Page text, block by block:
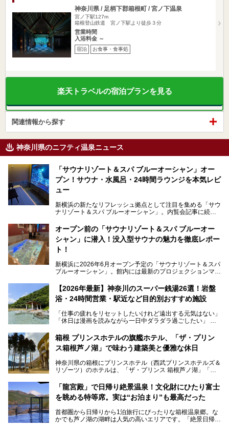
神奈川県 / 足柄下郡箱根町 / 宮ノ下温泉
宮ノ下駅127m
箱根登山鉄道 宮ノ下駅より徒歩３分
営業時間
入浴料金 ～
宿泊 お食事・食事処
楽天トラベルの宿泊プランを見る
関連情報から探す
神奈川県のニフティ温泉ニュース
「サウナリゾート＆スパ ブルーオーシャン」オー
プン！サウナ・水風呂・24時間ラウンジを本気レビ
ュー
新横浜の新たなリフレッシュ拠点として注目を集める「サウ
ナリゾート＆スパ ブルーオーシャン」。内覧会記事に続
す。サウナや水風呂の気持ちよさはもちろん、リラックスス
ペースの過ごしやすさまで徹底チェック。新横浜エリアで日
常の疲れをリセットしたい人、ライブやスポーツ観戦遠征組
は必見です。
オープン前の「サウナリゾート＆スパ ブルーオー
シャン」に潜入！没入型サウナの魅力を徹底レポー
ト！
新横浜に2026年6月オープン予定の「サウナリゾート＆スパ
ブルーオーシャン」。館内には最新のプロジェクションマッ
的な“没入感（イマーシブ）”を体験できます。
今回は、そんな大注目の施設に一足先にお邪魔し、その全貌
を見学させていただきました！
サウナ室の中に咲き誇る桜、魚たちが泳ぐ水風呂、そしてバ
リのビーチを思わせる休憩スペース…。驚きの連続だった館
内の様子をレポートします！
【2026年最新】神奈川のスーパー銭湯26選！岩盤
浴・24時間営業・駅近など目的別おすすめ施設
「仕事の疲れをリセットしたいけれど遠出する元気はない」
「休日は漫画を読みながら一日中ダラダラ過ごしたい」
たい」
そんな「癒やされたい」という願いを叶えてくれるのが、神
神奈川県には、サウナや岩盤浴、一日中遊べるエンタメ施設
など、“非日常”を味わえるスーパー銭湯が数多く揃っていま
う」という人も多いはず。
そこで今回は、神奈川県内の人気施設26選を「安さ」「岩
業」「駅近」など、目的別に厳選して紹介します。
今の気分にぴったりの施設を見つけて、最高のリフレッシュ
箱根 プリンスホテルの旗艦ホテル、「ザ・プリン
ス箱根芦ノ湖」で味わう建築美と優雅な休日
神奈川県の箱根にプリンスホテル（西武プリンスホテルズ＆
リゾーツ）のホテルは、「ザ・プリンス 箱根芦ノ湖」「芦
「箱根仙石原プリンスホテル」と4軒あり、今回ご紹介する
「ザ・プリンス 箱根芦ノ湖」は、その中でもフラッグシッ
プ（旗艦）に位置づけられる特別なホテルです。
昭和の日本を代表する建築家の一人、村野藤吾が芦ノ湖の畔
に建てた桃源郷のようなホテルがここ。自家源泉の温泉や、
「龍宮殿」で日帰り絶景温泉！文化財にひたり富士
を眺める特等席。実は“お泊まり”も最高だった
首都圏から日帰りから1泊旅行にぴったりな箱根温泉郷。な
かでも芦ノ湖の湖畔は人気の高いエリアです。「絶景日帰り